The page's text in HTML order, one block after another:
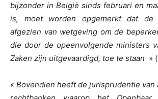
bijzonder in België sinds februari en
is, moet worden opgemerkt dat de
afgezien van wetgeving om de
die door de opeenvolgende ministers
Zaken zijn uitgevaardigd, toe te staan »
« Bovendien heeft de jurisprudentie van